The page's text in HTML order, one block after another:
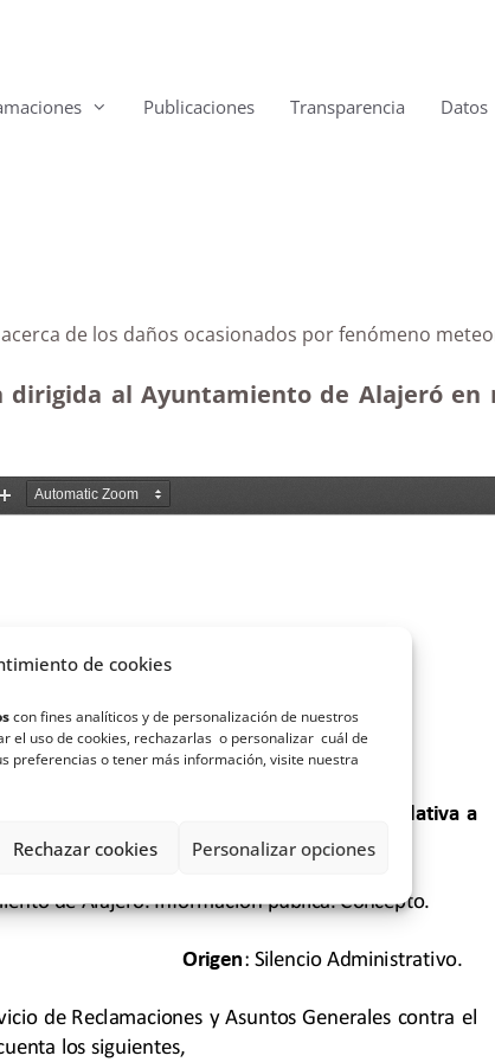
de cookies
con fines analíticos y de personalización de nuestros
el uso de cookies, rechazarlas o personalizar cuál de
preferencias o tener más información, visite nuestra
Rechazar cookies Personalizar opciones
Publicaciones Transparencia Datos
de los daños ocasionados por fenómeno
al Ayuntamiento de Alajeró en